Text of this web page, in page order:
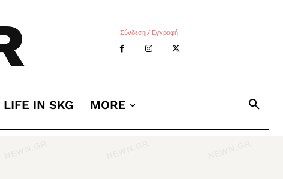
Σύνδεση / Εγγραφή
LIFE IN SKG MORE